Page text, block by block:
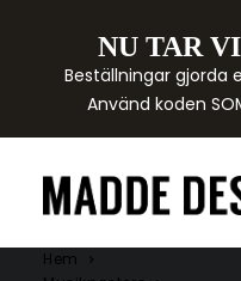
NU TAR
Beställningar gjorda
Använd koden
Hem